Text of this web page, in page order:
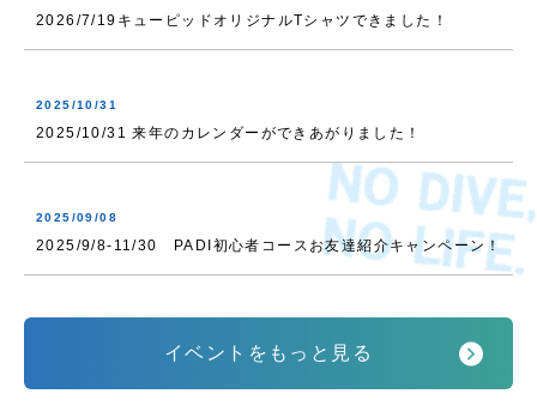
2026/7/19キューピッドオリジナルTシャツできました！
2025/10/31
2025/10/31 来年のカレンダーができあがりました！
2025/09/08
2025/9/8-11/30 PADI初心者コースお友達紹介キャンペーン！
イベントをもっと見る